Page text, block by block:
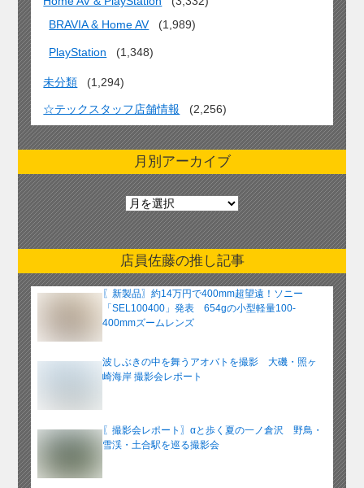
BRAVIA & Home AV
(1,989)
PlayStation (1,348)
未分類 (1,294)
☆テックスタッフ店舗情報 (2,256)
月別アーカイブ
月
別
ア
ー
カ
イ
ブ
店員佐藤の推し記事
〖新製品〗約14万円で400mm超望遠！ソニー
「SEL100400」発表 654gの小型軽量100-
400mmズームレンズ
波しぶきの中を舞うアオバトを撮影 大磯・照ヶ
崎海岸 撮影会レポート
〖撮影会レポート〗αと歩く夏の一ノ倉沢 野鳥・
雪渓・土合駅を巡る撮影会